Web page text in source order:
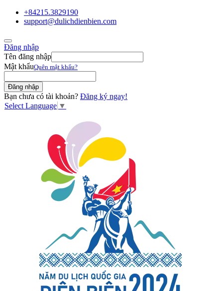
+84215.3829190
support@dulichdienbien.com
Đăng nhập
Tên đăng nhập
Mật khẩuQuên mật khẩu?
Bạn chưa có tài khoản? Đăng ký ngay!
Select Language ▼